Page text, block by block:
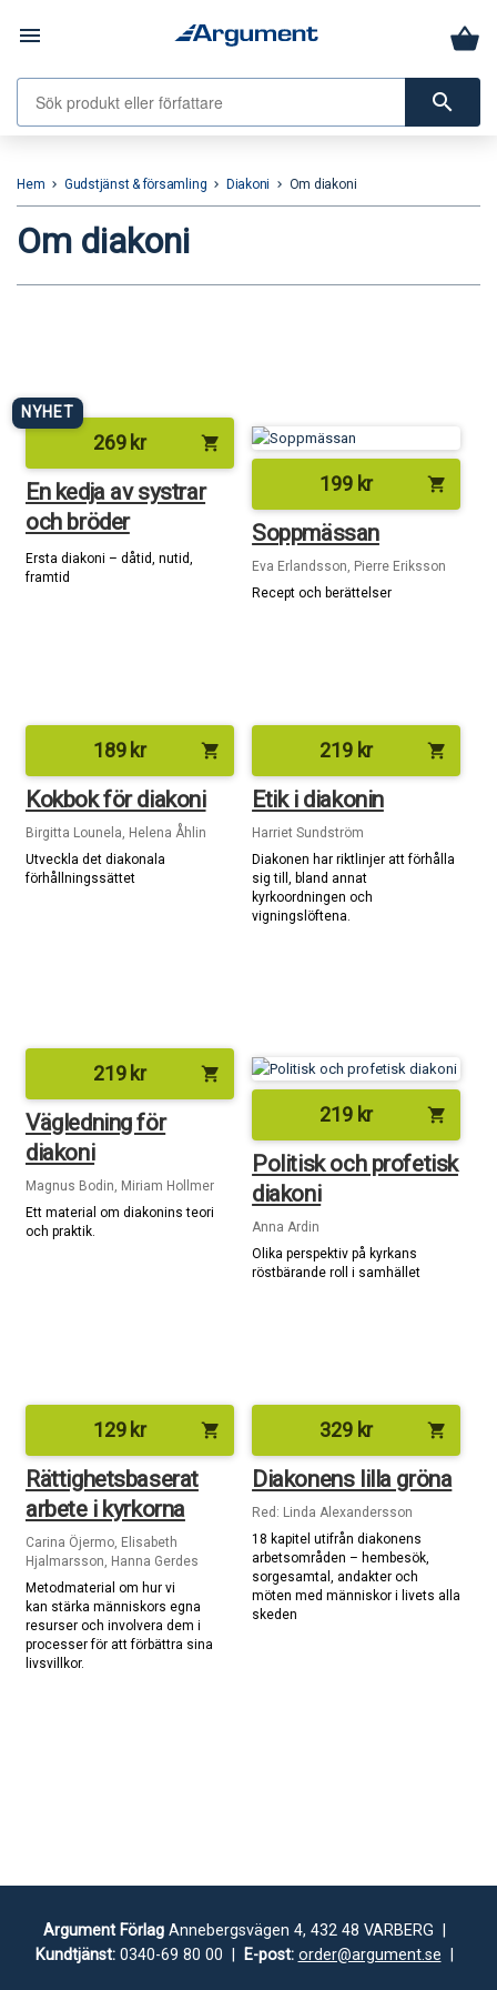
menu
search
Hem keyboard_arrow_right Gudstjänst & församling keyboard_arrow_right Diakoni keyboard_arrow_right Om diakoni
Om diakoni
NYHET
269kr shopping_cart
En kedja av systrar
och bröder
Ersta diakoni – dåtid, nutid,
framtid
199 kr shopping_cart
Soppmässan
Eva Erlandsson, Pierre Eriksson
Recept och berättelser
189kr shopping_cart
Kokbok för diakoni
Birgitta Lounela, Helena Åhlin
Utveckla det diakonala
förhållningssättet
219 kr shopping_cart
Etik i diakonin
Harriet Sundström
Diakonen har riktlinjer att förhålla
sig till, bland annat
kyrkoordningen och
vigningslöftena.
219kr shopping_cart
Vägledning för
diakoni
Magnus Bodin, Miriam Hollmer
Ett material om diakonins teori
och praktik.
219 kr shopping_cart
Politisk och profetisk
diakoni
Anna Ardin
Olika perspektiv på kyrkans
röstbärande roll i samhället
129kr shopping_cart
Rättighetsbaserat
arbete i kyrkorna
Carina Öjermo, Elisabeth
Hjalmarsson, Hanna Gerdes
Metodmaterial om hur vi
kan stärka människors egna
resurser och involvera dem i
processer för att förbättra sina
livsvillkor.
329 kr shopping_cart
Diakonens lilla gröna
Red: Linda Alexandersson
18 kapitel utifrån diakonens
arbetsområden – hembesök,
sorgesamtal, andakter och
möten med människor i livets alla
skeden
Argument FörlagAnnebergsvägen 4, 432 48 VARBERG |
Kundtjänst:0340-69 80 00 | E-post: order@argument.se